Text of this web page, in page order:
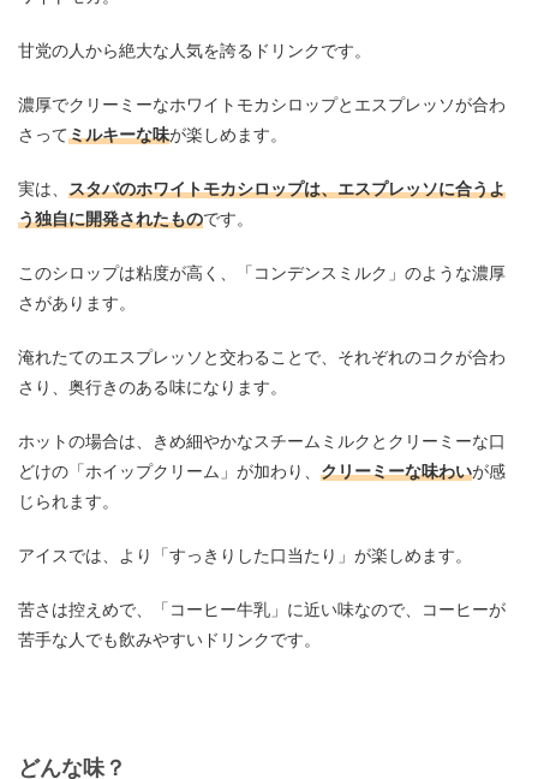
甘党の人から絶大な人気を誇るドリンクです。
濃厚でクリーミーなホワイトモカシロップとエスプレッソが合わ
さってミルキーな味が楽しめます。
実は、 スタバのホワイトモカシロップは、エスプレッソに合うよ
う独自に開発されたものです。
このシロップは粘度が高く、「コンデンスミルク」のような濃厚
さがあります。
淹れたてのエスプレッソと交わることで、それぞれのコクが合わ
さり、奥行きのある味になります。
ホットの場合は、きめ細やかなスチームミルクとクリーミーな口
どけの「ホイップクリーム」が加わり、 クリーミーな味わいが感
じられます。
アイスでは、より「すっきりした口当たり」が楽しめます。
苦さは控えめで、「コーヒー牛乳」に近い味なので、コーヒーが
苦手な人でも飲みやすいドリンクです。
どんな味？